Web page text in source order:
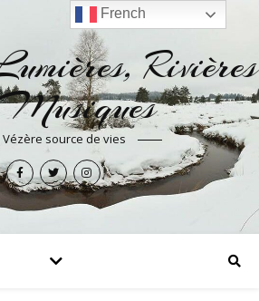
Rivières
Vézère source de vies
French